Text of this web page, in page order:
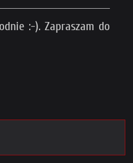
:-). Zapraszam do